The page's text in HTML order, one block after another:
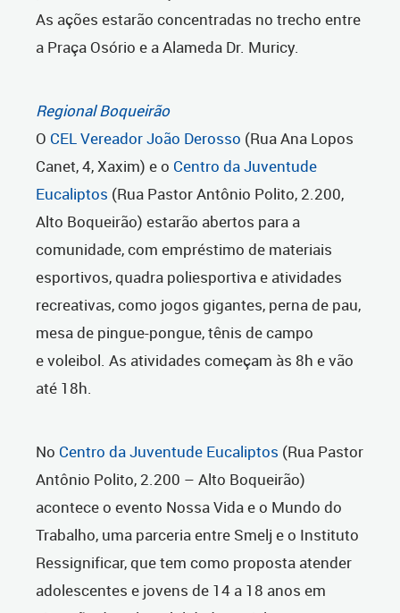
As ações estarão concentradas no trecho entre
a Praça Osório e a Alameda Dr. Muricy.
Regional Boqueirão
O CEL Vereador João Derosso (Rua Ana Lopos
Canet, 4, Xaxim) e o Centro da Juventude
Eucaliptos (Rua Pastor Antônio Polito, 2.200,
Alto Boqueirão) estarão abertos para a
comunidade, com empréstimo de materiais
esportivos, quadra poliesportiva e atividades
recreativas, como jogos gigantes, perna de pau,
mesa de pingue-pongue, tênis de campo
e voleibol. As atividades começam às 8h e vão
até 18h.
No Centro da Juventude Eucaliptos (Rua Pastor
Antônio Polito, 2.200 – Alto Boqueirão)
acontece o evento Nossa Vida e o Mundo do
Trabalho, uma parceria entre Smelj e o Instituto
Ressignificar, que tem como proposta atender
adolescentes e jovens de 14 a 18 anos em